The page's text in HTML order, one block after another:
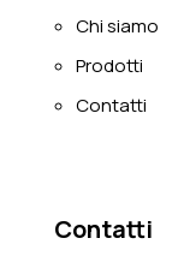
Chi siamo
Prodotti
Contatti
Contatti